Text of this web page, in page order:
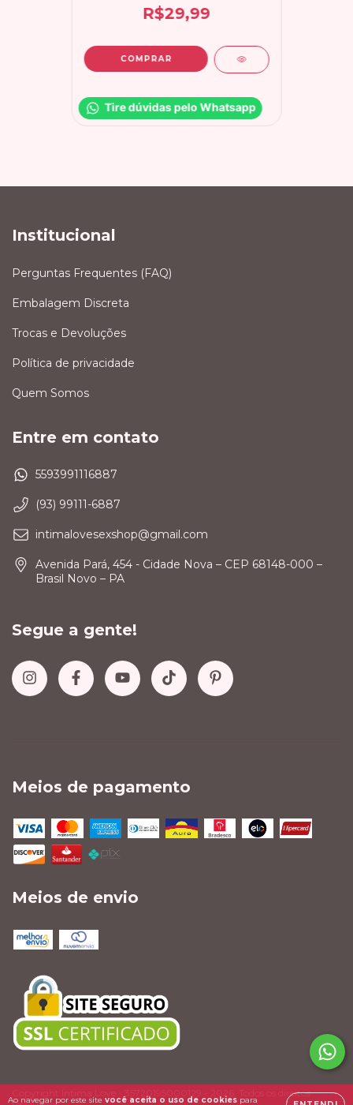
Ao navegar por este site você aceita o uso de cookies para
R$29,99
Tire dúvidas pelo Whatsapp
Institucional
Perguntas Frequentes (FAQ)
Embalagem Discreta
Trocas e Devoluções
Política de privacidade
Quem Somos
Entre em contato
5593991116887
(93) 99111-6887
intimalovesexshop@gmail.com
Avenida Pará, 454 - Cidade Nova – CEP 68148-000 –
Brasil Novo – PA
Segue a gente!
Meios de pagamento
Meios de envio
Copyright Íntima Love - 35720195000129 - 2026. Todos os direitos